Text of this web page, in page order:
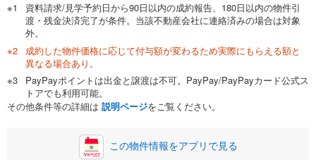
資料請求/見学予約日から90日以内の成約報告、180日以内の物件引
渡・残金決済完了が条件。当該不動産会社に連絡済みの場合は対象
外。
成約した物件価格に応じて付与額が変わるため実際にもらえる額と
異なる場合あり。
PayPayポイントは出金と譲渡は不可。PayPay/PayPayカード公式ス
トアでも利用可能。
その他条件等の詳細は 説明ページをご覧ください。
この物件情報をアプリで見る